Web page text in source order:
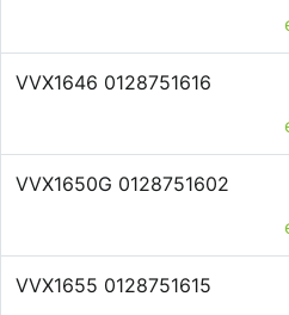
VVX1646 0128751616
VVX1650G 0128751602
VVX1655 0128751615